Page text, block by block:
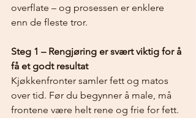
overflate – og prosessen er enklere
enn de fleste tror.
Steg 1 – Rengjøring er svært viktig for å
få et godt resultat
Kjøkkenfronter samler fett og matos
over tid. Før du begynner å male, må
frontene være helt rene og frie for fett.